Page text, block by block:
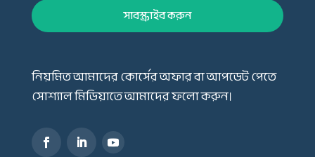
সাবস্ক্রাইব করুন
নিয়মিত আমাদের কোর্সের অফার বা আপডেট পেতে
সোশ্যাল মিডিয়াতে আমাদের ফলো করুন।